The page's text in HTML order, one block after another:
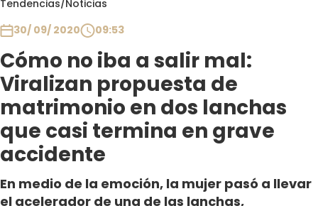
Tendencias/Noticias
30/ 09/ 2020
09:53
Cómo no iba a salir mal:
Viralizan propuesta de
matrimonio en dos lanchas
que casi termina en grave
accidente
En medio de la emoción, la mujer pasó a llevar
el acelerador de una de las lanchas,
Club De La Comedia
Contigo en Directo
Plan Perfecto
El Tiempo
Sabingo
Todos Los Programas